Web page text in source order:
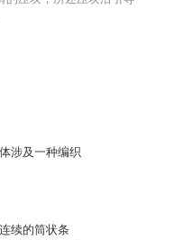
涉及一种编织
续的筒状条